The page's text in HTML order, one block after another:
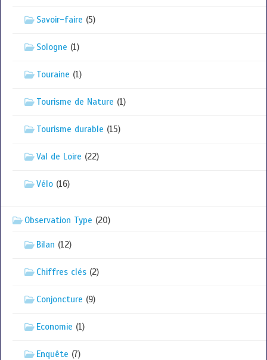
Savoir-faire (5)
Sologne (1)
Touraine (1)
Tourisme de Nature (1)
Tourisme durable (15)
Val de Loire (22)
Vélo (16)
Observation Type (20)
Bilan (12)
Chiffres clés (2)
Conjoncture (9)
Economie (1)
Enquête (7)